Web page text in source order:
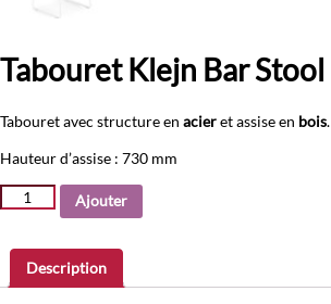
Tabouret Klejn Bar Stool
Tabouret avec structure en acieret assise en bois.
Hauteur d’assise : 730 mm
quantité
Klejn
Bar
Ajouter
Description